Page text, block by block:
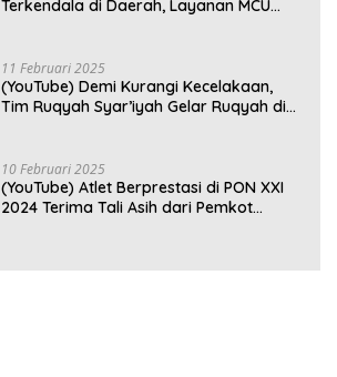
Terkendala di Daerah, Layanan MCU
11 Februari 2025
(YouTube) Demi Kurangi Kecelakaan,
Tim Ruqyah Syar’iyah Gelar Ruqyah di
10 Februari 2025
(YouTube) Atlet Berprestasi di PON XXI
2024 Terima Tali Asih dari Pemkot